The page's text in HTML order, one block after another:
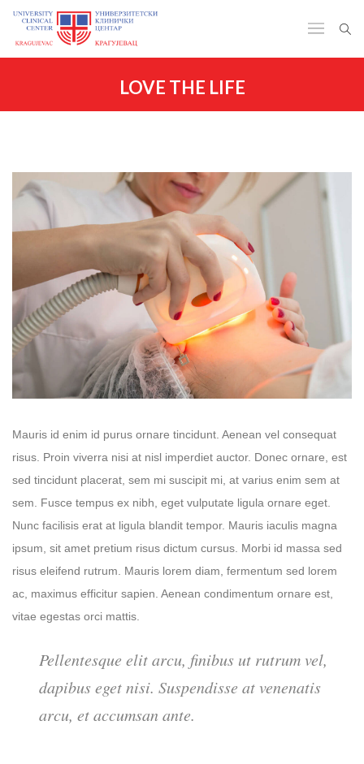
LOVE THE LIFE
Mauris id enim id purus ornare tincidunt. Aenean vel consequat
risus. Proin viverra nisi at nisl imperdiet auctor. Donec ornare, est
sed tincidunt placerat, sem mi suscipit mi, at varius enim sem at
sem. Fusce tempus ex nibh, eget vulputate ligula ornare eget.
Nunc facilisis erat at ligula blandit tempor. Mauris iaculis magna
ipsum, sit amet pretium risus dictum cursus. Morbi id massa sed
risus eleifend rutrum. Mauris lorem diam, fermentum sed lorem
ac, maximus efficitur sapien. Aenean condimentum ornare est,
vitae egestas orci mattis.
Pellentesque elit arcu, finibus ut rutrum vel,
dapibus eget nisi. Suspendisse at venenatis
arcu, et accumsan ante.